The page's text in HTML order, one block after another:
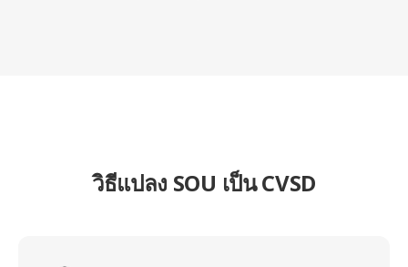
วิธีแปลง SOU เป็น CVSD